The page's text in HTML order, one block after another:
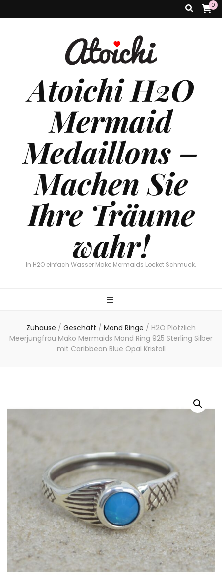
0
Atoichi H2O
Mermaid
Medaillons –
Machen Sie
Ihre Träume
wahr!
In H2O einfach Wasser Mako Mermaids Locket Schmuck.
Zuhause / Geschäft / Mond Ringe / H2O Plötzlich
Meerjungfrau Mako Mermaids Mond Ring 925 Sterling Silber
mit Caribbean Blue Opal Kristall